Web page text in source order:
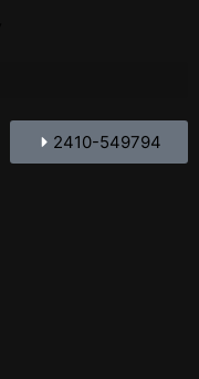
2410-549794